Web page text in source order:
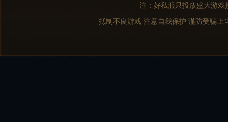
注：好私服只投放盛大游
抵制不良游戏 注意自我保护 谨防受骗